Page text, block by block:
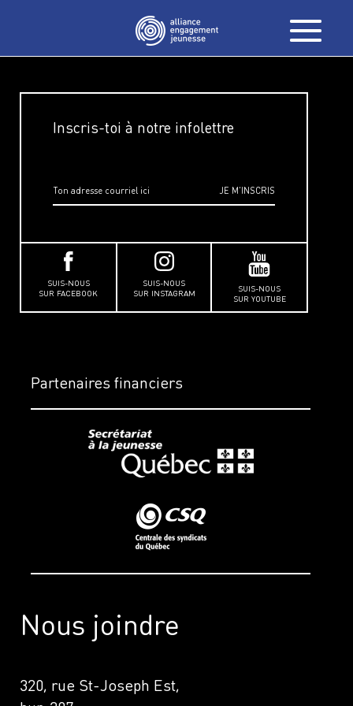
Inscris-toi à notre infolettre
SUIS-NOUS
SUR FACEBOOK
SUIS-NOUS
SUR INSTAGRAM
SUIS-NOUS
SUR YOUTUBE
Nous joindre
320, rue St-Joseph Est,
Partenaires financiers